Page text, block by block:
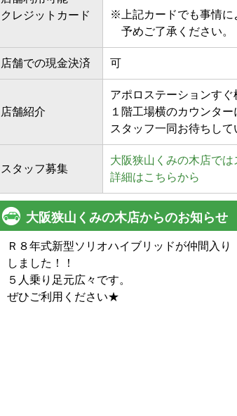
クレジットカード
※ 上記カードでも事情
予めご了承ください。
店舗での現金決済 可
店舗紹介
アポロステーションすぐ
１階工場横のカウンタ
スタッフ一同お待ちして
スタッフ募集
大阪狭山くみの木店では
詳細はこちらから
大阪狭山くみの木店からのお知らせ
Ｒ８年式新型ソリオハイブリッドが仲間入り
しました！！
５人乗り足元広々です。
ぜひご利用ください★